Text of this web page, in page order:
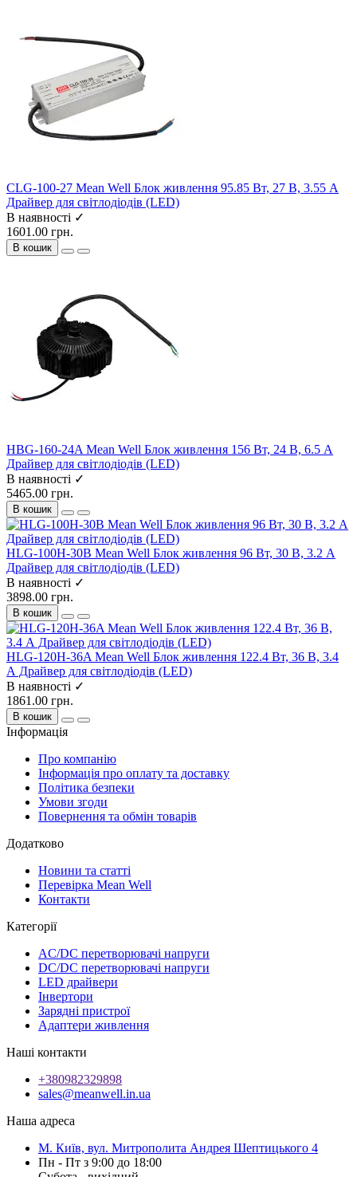
CLG-100-27 Mean Well Блок живлення 95.85 Вт, 27 В, 3.55 А
Драйвер для світлодіодів (LED)
В наявності ✓
1601.00 грн.
В кошик
HBG-160-24A Mean Well Блок живлення 156 Вт, 24 В, 6.5 А
Драйвер для світлодіодів (LED)
В наявності ✓
5465.00 грн.
В кошик
HLG-100H-30B Mean Well Блок живлення 96 Вт, 30 В, 3.2 А
Драйвер для світлодіодів (LED)
В наявності ✓
3898.00 грн.
В кошик
HLG-120H-36A Mean Well Блок живлення 122.4 Вт, 36 В, 3.4
А Драйвер для світлодіодів (LED)
В наявності ✓
1861.00 грн.
В кошик
Інформація
Про компанію
Інформація про оплату та доставку
Політика безпеки
Умови згоди
Повернення та обмін товарів
Додатково
Новини та статті
Перевірка Mean Well
Контакти
Категорії
AC/DC перетворювачі напруги
DC/DC перетворювачі напруги
LED драйвери
Інвертори
Зарядні пристрої
Адаптери живлення
Наші контакти
+380982329898
sales@meanwell.in.ua
Наша адреса
М. Київ, вул. Митрополита Андрея Шептицького 4
Пн - Пт з 9:00 до 18:00